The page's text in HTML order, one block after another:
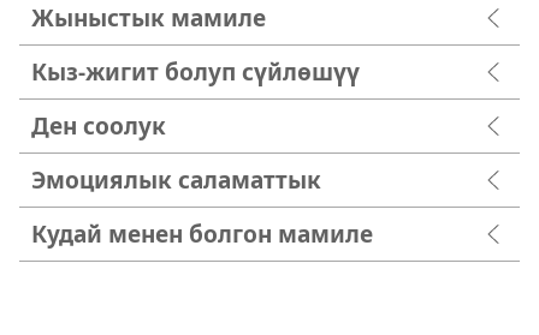
Жыныстык мамиле
Кыз-жигит болуп сүйлөшүү
Ден соолук
Эмоциялык саламаттык
Кудай менен болгон мамиле